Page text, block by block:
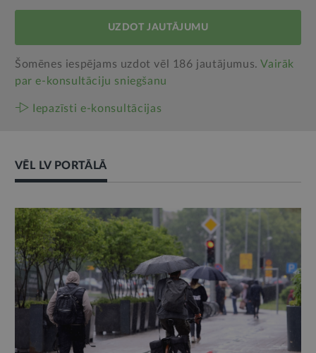
UZDOT JAUTĀJUMU
Šomēnes iespējams uzdot vēl 186 jautājumus.Vairāk
par e‑konsultāciju sniegšanu
Iepazīsti e-konsultācijas
VĒL LV PORTĀLĀ